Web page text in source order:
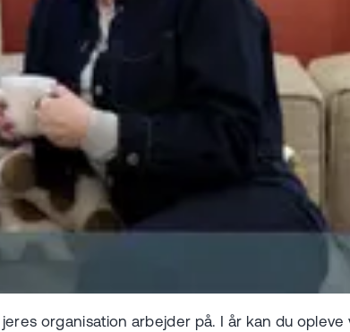
organisation arbejder på. I år kan du opleve